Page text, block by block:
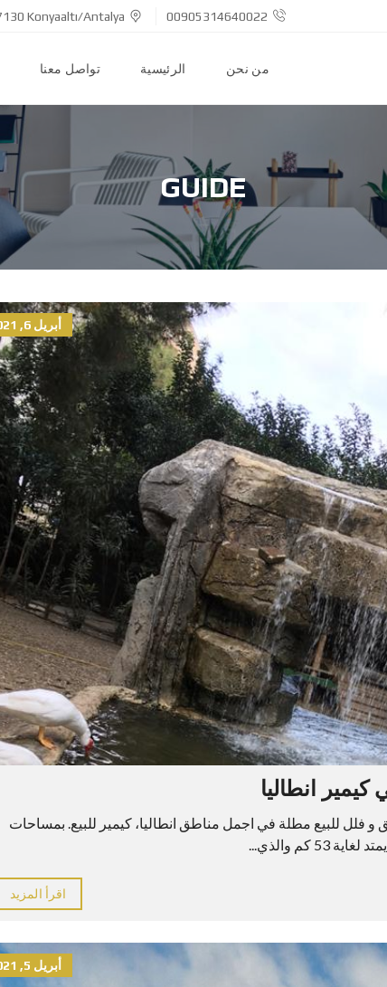
00905314640022
Konyaaltı/Antalya
من نحن الرئيسية تواصل معنا
GUIDE
أبريل 6, 2021
انطاليا
فلل للبيع مطلة في اجمل مناطق انطاليا، كيمير للبيع. بمساحات
والذي...
اقرأ المزيد
أبريل 5, 2021